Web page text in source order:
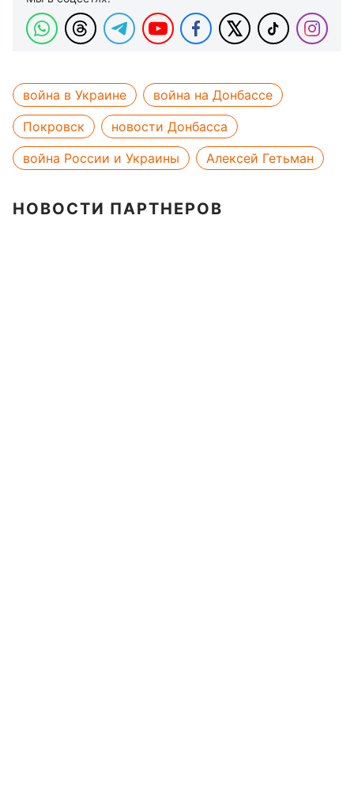
война в Украине
война на Донбассе
Покровск
новости Донбасса
война России и Украины
Алексей Гетьман
НОВОСТИ ПАРТНЕРОВ